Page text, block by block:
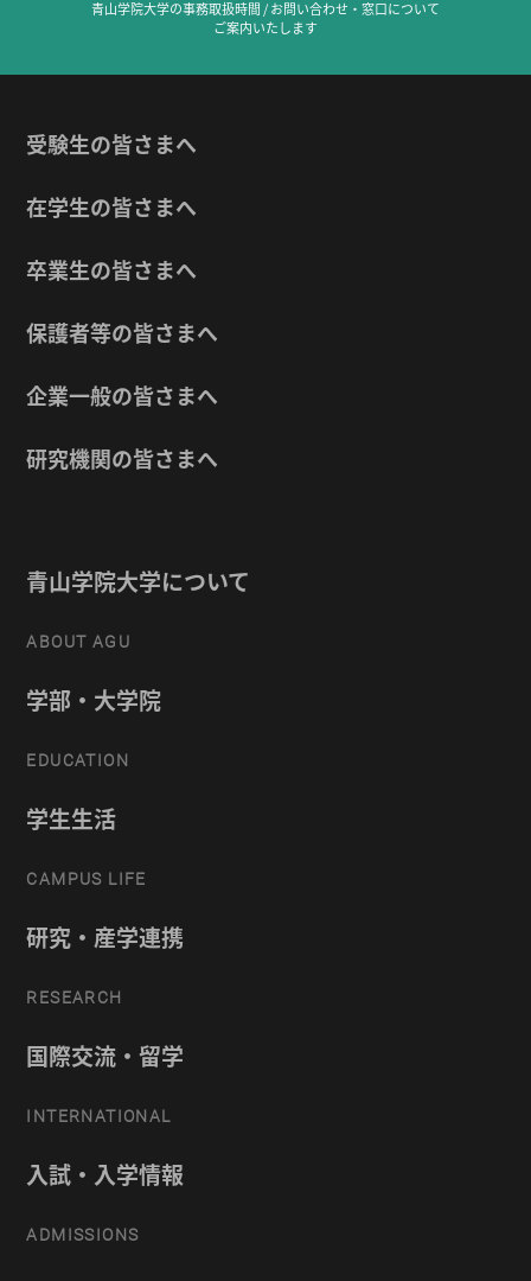
青山学院大学の事務取扱時間 / お問い合わせ・窓口について
ご案内いたします
受験生の皆さまへ
在学生の皆さまへ
卒業生の皆さまへ
保護者等の皆さまへ
企業一般の皆さまへ
研究機関の皆さまへ
青山学院大学について
ABOUT AGU
学部・大学院
EDUCATION
学生生活
CAMPUS LIFE
研究・産学連携
RESEARCH
国際交流・留学
INTERNATIONAL
入試・入学情報
ADMISSIONS